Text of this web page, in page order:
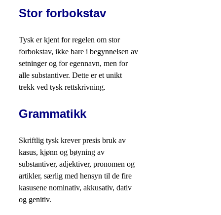
Stor forbokstav
Tysk er kjent for regelen om stor
forbokstav, ikke bare i begynnelsen av
setninger og for egennavn, men for
alle substantiver. Dette er et unikt
trekk ved tysk rettskrivning.
Grammatikk
Skriftlig tysk krever presis bruk av
kasus, kjønn og bøyning av
substantiver, adjektiver, pronomen og
artikler, særlig med hensyn til de fire
kasusene nominativ, akkusativ, dativ
og genitiv.